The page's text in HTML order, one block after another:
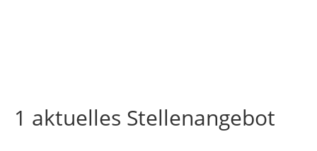
1 aktuelles Stellenangebot